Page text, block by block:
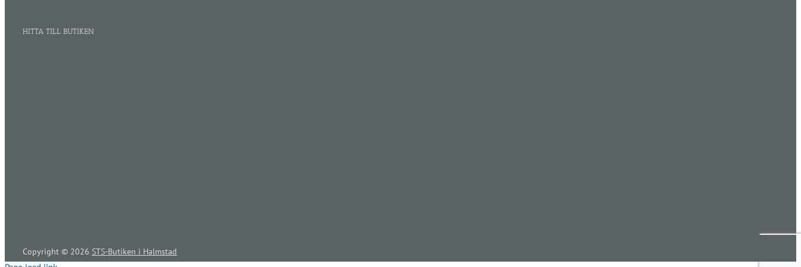
HITTA TILL BUTIKEN
Copyright © 2026 STS-Butiken i Halmstad